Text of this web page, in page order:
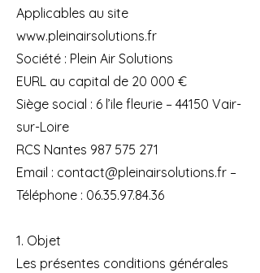
Applicables au site
www.pleinairsolutions.fr
Société : Plein Air Solutions
EURL au capital de 20 000 €
Siège social : 6 l’ile fleurie – 44150 Vair-
sur-Loire
RCS Nantes 987 575 271
Email : contact@pleinairsolutions.fr –
Téléphone : 06.35.97.84.36
1. Objet
Les présentes conditions générales